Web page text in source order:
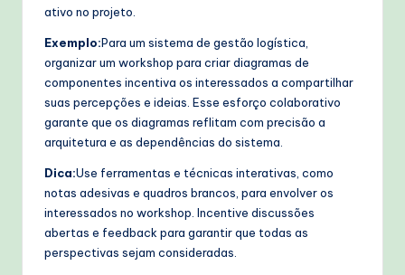
ativo no projeto.
Exemplo:Para um sistema de gestão logística,
organizar um workshop para criar diagramas de
componentes incentiva os interessados a compartilhar
suas percepções e ideias. Esse esforço colaborativo
garante que os diagramas reflitam com precisão a
arquitetura e as dependências do sistema.
Dica:Use ferramentas e técnicas interativas, como
notas adesivas e quadros brancos, para envolver os
interessados no workshop. Incentive discussões
abertas e feedback para garantir que todas as
perspectivas sejam consideradas.